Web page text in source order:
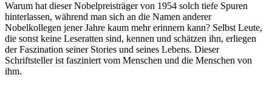
Warum hat dieser Nobelpreisträger von 1954 solch tiefe Spuren
hinterlassen, während man sich an die Namen anderer
Nobelkollegen jener Jahre kaum mehr erinnern kann? Selbst Leute,
die sonst keine Leseratten sind, kennen und schätzen ihn, erliegen
der Faszination seiner Stories und seines Lebens. Dieser
Schriftsteller ist fasziniert vom Menschen und die Menschen von
ihm.